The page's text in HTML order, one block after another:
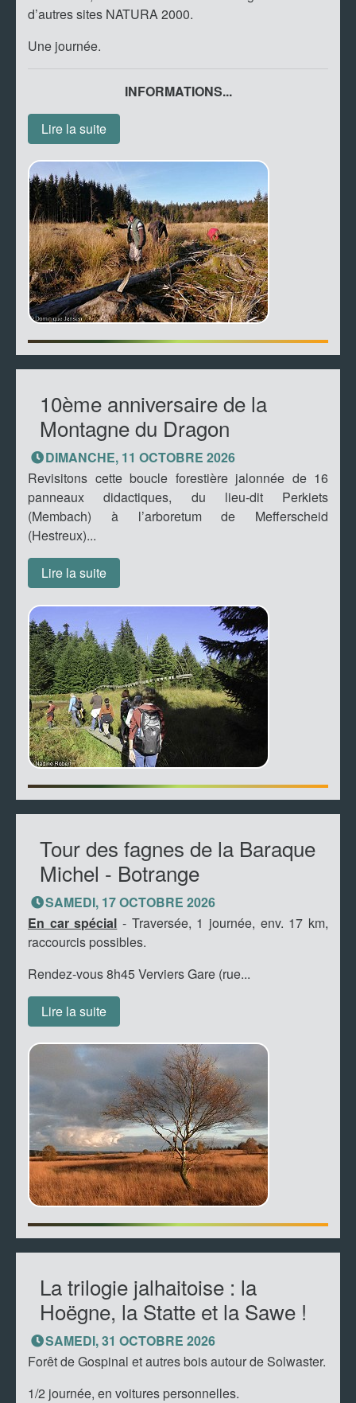
d’autres sites NATURA 2000.
Une journée.
INFORMATIONS...
Lire la suite
10ème anniversaire de la
Montagne du Dragon
DIMANCHE, 11 OCTOBRE 2026
Revisitons cette boucle forestière jalonnée de 16
panneaux didactiques, du lieu-dit Perkiets
(Membach) à l’arboretum de Mefferscheid
(Hestreux)...
Lire la suite
Tour des fagnes de la Baraque
Michel - Botrange
SAMEDI, 17 OCTOBRE 2026
En car spécial - Traversée, 1 journée, env. 17 km,
raccourcis possibles.
Rendez-vous 8h45 Verviers Gare (rue...
Lire la suite
La trilogie jalhaitoise : la
Hoëgne, la Statte et la Sawe !
SAMEDI, 31 OCTOBRE 2026
Forêt de Gospinal et autres bois autour de Solwaster.
1/2 journée, en voitures personnelles.